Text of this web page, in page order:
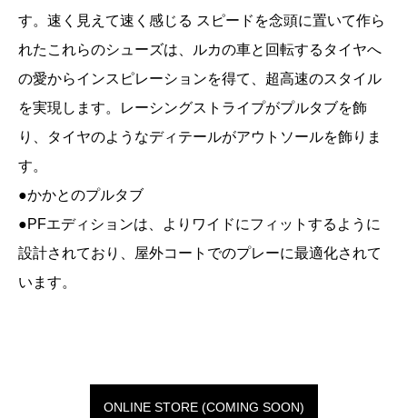
す。速く見えて速く感じる スピードを念頭に置いて作ら
れたこれらのシューズは、ルカの車と回転するタイヤへ
の愛からインスピレーションを得て、超高速のスタイル
を実現します。レーシングストライプがプルタブを飾
り、タイヤのようなディテールがアウトソールを飾りま
す。
●かかとのプルタブ
●PFエディションは、よりワイドにフィットするように
設計されており、屋外コートでのプレーに最適化されて
います。
ONLINE STORE (COMING SOON)